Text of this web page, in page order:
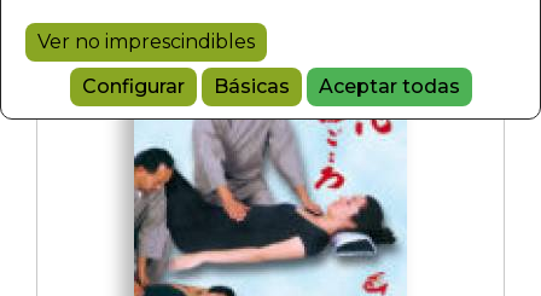
Ver no imprescindibles
Configurar
Básicas Aceptar todas